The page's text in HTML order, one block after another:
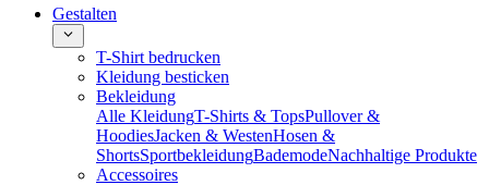
Gestalten
T-Shirt bedrucken
Kleidung besticken
Bekleidung
Alle KleidungT-Shirts & TopsPullover &
HoodiesJacken & WestenHosen &
ShortsSportbekleidungBademodeNachhaltige Produkte
Accessoires